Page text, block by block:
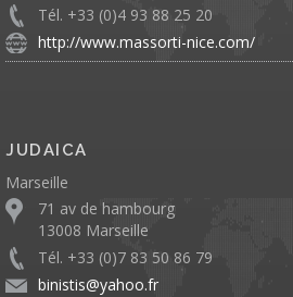
Tél. +33 (0)4 93 88 25 20
http://www.massorti-nice.com/
JUDAICA
Marseille
71 av de hambourg
13008 Marseille
Tél. +33 (0)7 83 50 86 79
binistis@yahoo.fr